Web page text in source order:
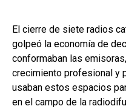
El cierre de siete radios
golpeó la economía de
conformaban las
crecimiento profesional y
usaban estos espacios
en el campo de la